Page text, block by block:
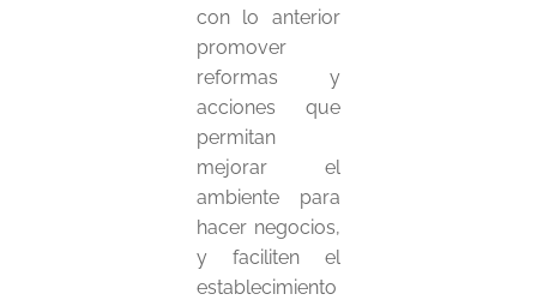
con lo anterior
promover
reformas y
acciones que
permitan
mejorar el
ambiente para
hacer negocios,
y faciliten el
establecimiento